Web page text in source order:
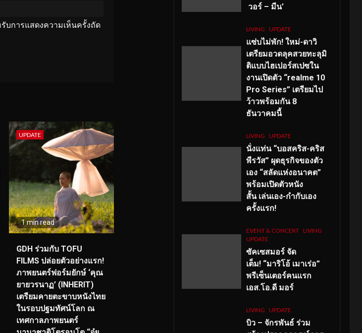
บการแสดงความเห็นครั้งถัด
UPDATE
1 min read
GDH ร่วมกับ TOFU
FILMS ปล่อยตัวอย่างแรก!
ภาพยนตร์ฟอร์มยักษ์ ‘คุณ
ยายวรนาฏ’ (INHERIT)
เตรียมคายตะขาบหนังไทย
ในรอบปฐมทัศน์โลก ณ
เทศกาลภาพยนตร์
วอร์ – มีน’
LIVING UPDATE
แซ่บไม่พัก! ใหม่-ดาวิ
เตรียมอวดลุคสวยทะลุมิ
ติแบบไฮเปอร์สเปซใน
งานเปิดตัว “realme 10
Pro Series” เตรียมไป
ว้าวพร้อมกัน 8
ธันวาคมนี้
LIVING UPDATE
นั่งแท่น “บอสคริส-คริส
พีรวัส” ผุดธุรกิจของตัว
เอง “สลัดแห่งอนาคต”
พร้อมเปิดตัวหนัง
สั้น เล่นเอง-กำกับเอง
ครั้งแรก!
EVENT & CONCERT LIVING
UPDATE
ซัคเซสมอร์ จัด
เต็ม! “มาริโอ้ เมาเร่อ”
พรีเซ็นเตอร์คนแรก
เอส.โอ.ดี มอร์
LIVING UPDATE
บิว – จักรพันธ์ ร่วม